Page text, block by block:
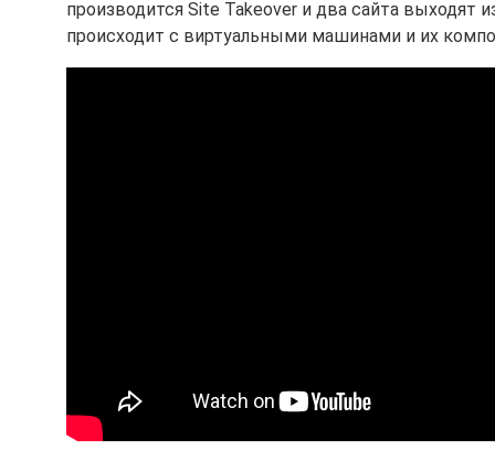
производится Site Takeover и два сайта выходят
происходит с виртуальными машинами и их